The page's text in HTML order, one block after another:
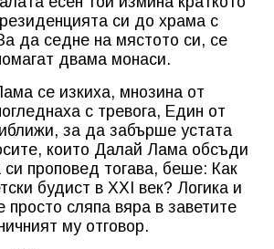
си до храма с
да седне на мястото си, се
двама монаси.
се изкиха, мнозина от
с тревога, Един от
за да забърше устата
които Далай Лама обсъди
си проповед тогава, беше: Как
будист в ХХI век? Логика и
просто сляпа вяра в заветите
му отговор.